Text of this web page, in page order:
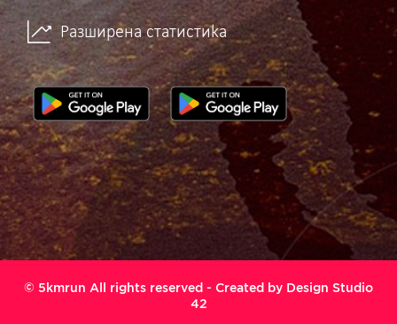
Разширена статистика
© 5kmrun All rights reserved - Created by Design Studio
42